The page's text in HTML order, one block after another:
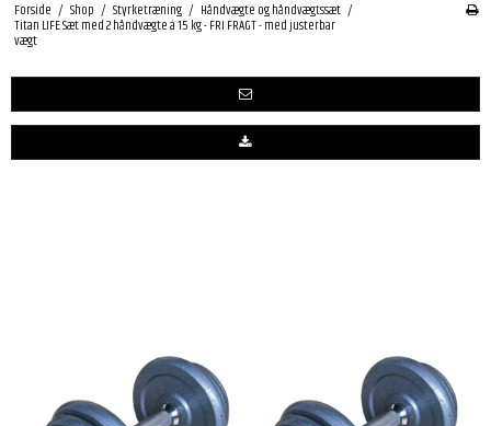
Forside / Shop / Styrketræning / Håndvægte og håndvægtssæt /
Titan LIFE Sæt med 2 håndvægte á 15 kg - FRI FRAGT - med justerbar
vægt